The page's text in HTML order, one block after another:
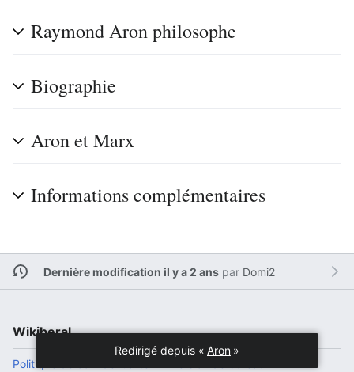
Raymond Aron philosophe
Biographie
Aron et Marx
Informations complémentaires
Dernière modification il y a 2 anspar Domi2
Wikiberal
Politique de confidentialité
Redirigé depuis « Aron »